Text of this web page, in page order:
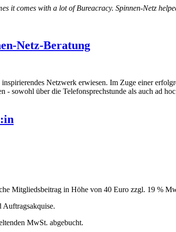
it comes with a lot of Bureacracy. Spinnen-Netz
Netz-Beratung
Netzwerk erwiesen. Im Zuge einer
sowohl über die Telefonsprechstunde als auch ad
Mitgliedsbeitrag in Höhe von 40 Euro zzgl. 19 %
Auftragsakquise.
MwSt. abgebucht.